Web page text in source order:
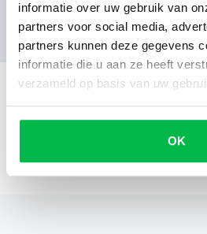
informatie over uw gebruik van
partners voor social media,
partners kunnen deze gegevens
informatie die u aan ze heeft
verzameld op basis van uw
OK
Nog geen reviews